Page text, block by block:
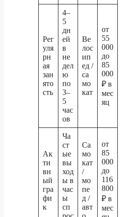
Рег
уля
рн
ая
зан
ято
сть
4–
5
дн
ей
в
не
дел
ю
по
3–
5
час
ов
Ве
лос
ип
ед /
са
мо
кат
от
55
000
до
85
000
₽ в
мес
яц
Ак
ти
вн
ый
гра
фи
к
Ча
ст
ые
вы
ход
ы в
час
ы
сп
Са
мо
кат
/
мо
пе
д /
авт
от
85
000
до
116
800
₽ в
мес